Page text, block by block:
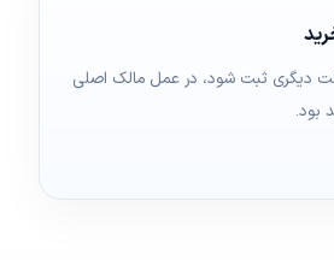
دیگری ثبت شود، در عمل مالک اصلی
بود.